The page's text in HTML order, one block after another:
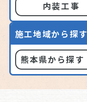
内装工事
施工地域から探す
熊本県から探す